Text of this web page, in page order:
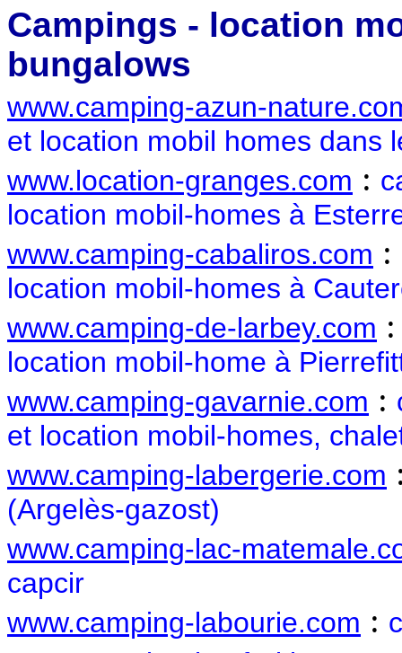
Campings - location
bungalows
www.camping-azun-
et location mobil homes dans
www.location-granges.com :
location mobil-homes à
www.camping-cabaliros.com :
location mobil-homes à
www.camping-de-larbey.com
location mobil-home à
www.camping-gavarnie.com :
et location mobil-homes,
www.camping-labergerie.com
(Argelès-gazost)
www.camping-lac-
capcir
www.camping-labourie.com :